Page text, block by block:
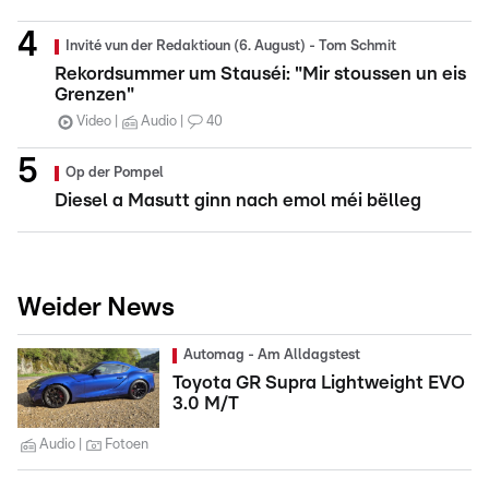
Invité vun der Redaktioun (6. August) - Tom Schmit
Rekordsummer um Stauséi: "Mir stoussen un eis
Grenzen"
Video Audio 40
Op der Pompel
Diesel a Masutt ginn nach emol méi bëlleg
Weider News
Automag - Am Alldagstest
Toyota GR Supra Lightweight EVO
3.0 M/T
Audio Fotoen